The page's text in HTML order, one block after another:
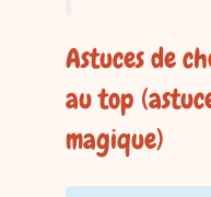
Astuces de
au top
magique)